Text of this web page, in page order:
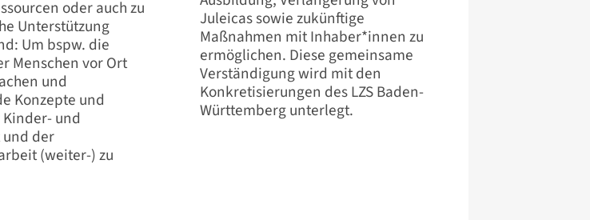
oder auch zu
Unterstützung
Um bspw. die
Menschen vor Ort
und
Konzepte und
und
der
(weiter-) zu
Juleicas sowie zukünftige
Maßnahmen mit Inhaber*innen zu
ermöglichen. Diese gemeinsame
Verständigung wird mit den
Konkretisierungen des LZS Baden-
Württemberg unterlegt.